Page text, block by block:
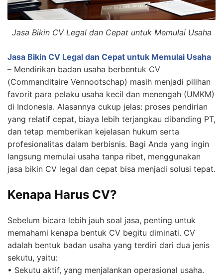
Jasa Bikin CV Legal dan Cepat untuk Memulai Usaha
Jasa Bikin CV Legal dan Cepat untuk Memulai Usaha
– Mendirikan badan usaha berbentuk CV
(Commanditaire Vennootschap) masih menjadi pilihan
favorit para pelaku usaha kecil dan menengah (UMKM)
di Indonesia. Alasannya cukup jelas: proses pendirian
yang relatif cepat, biaya lebih terjangkau dibanding PT,
dan tetap memberikan kejelasan hukum serta
profesionalitas dalam berbisnis. Bagi Anda yang ingin
langsung memulai usaha tanpa ribet, menggunakan
jasa bikin CV legal dan cepat bisa menjadi solusi tepat.
Kenapa Harus CV?
Sebelum bicara lebih jauh soal jasa, penting untuk
memahami kenapa bentuk CV begitu diminati. CV
adalah bentuk badan usaha yang terdiri dari dua jenis
sekutu, yaitu:
• Sekutu aktif, yang menjalankan operasional usaha.